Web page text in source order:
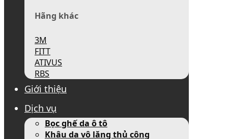
Hãng khác
3M
FITT
ATIVUS
RBS
Giới thiệu
Dịch vụ
Bọc ghế da ô tô
Khâu da vô lăng thủ công